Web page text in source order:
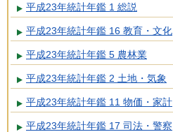
平成23年統計年鑑 1 総説
平成23年統計年鑑 16 教育・文化
平成23年統計年鑑 5 農林業
平成23年統計年鑑 2 土地・気象
平成23年統計年鑑 11 物価・家計
平成23年統計年鑑 17 司法・警察